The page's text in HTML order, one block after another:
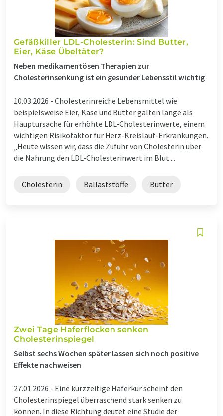
Gefäßkiller LDL-Cholesterin: Sind Butter,
Eier, Käse Übeltäter?
Neben medikamentösen Therapien zur
Cholesterinsenkung ist ein gesunder Lebensstil wichtig
10.03.2026 - Cholesterinreiche Lebensmittel wie
beispielsweise Eier, Käse und Butter galten lange als
Hauptursache für erhöhte LDL-Cholesterinwerte, einem
wichtigen Risikofaktor für Herz-Kreislauf-Erkrankungen.
„Heute wissen wir, dass die Zufuhr von Cholesterin über
die Nahrung den LDL-Cholesterinwert im Blut ...
Cholesterin Ballaststoffe Butter
Zwei Tage Haferflocken senken
Cholesterinspiegel
Selbst sechs Wochen später lassen sich noch positive
Effekte nachweisen
27.01.2026 - Eine kurzzeitige Haferkur scheint den
Cholesterinspiegel überraschend stark senken zu
können. In diese Richtung deutet eine Studie der